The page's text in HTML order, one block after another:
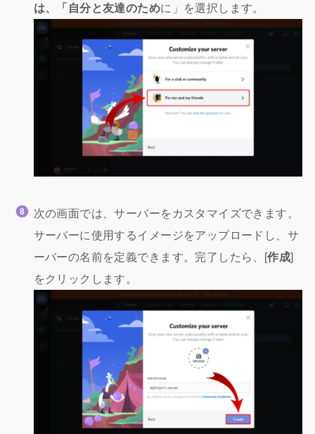
は、「自分と友達のために」を選択します。
次の画面では、サーバーをカスタマイズできます。
サーバーに使用するイメージをアップロードし、サ
ーバーの名前を定義できます。完了したら、[作成]
をクリックします。